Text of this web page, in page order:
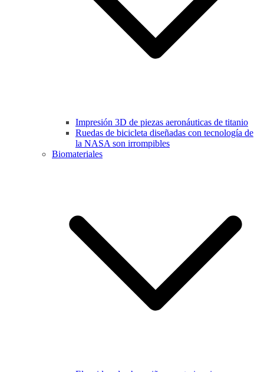
Impresión 3D de piezas aeronáuticas de titanio
Ruedas de bicicleta diseñadas con tecnología de
la NASA son irrompibles
Biomateriales